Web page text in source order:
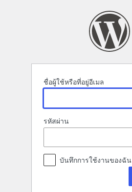
ชื่อผู้ใช้หรือที่อยู่อีเมล
รหัสผ่าน
บันทึกการใช้งานของฉัน